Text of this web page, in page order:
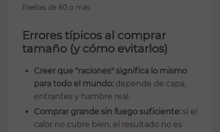
Paellas de 80 o más
Errores típicos al comprar
tamaño (y cómo evitarlos)
Creer que "raciones" significa lo mismo
para todo el mundo: depende de capa,
entrantes y hambre real.
Comprar grande sin fuego suficiente: si el
calor no cubre bien, el resultado no es